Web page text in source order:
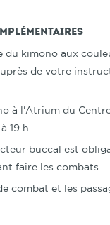
du kimono aux
de votre
à l'Atrium du
19 h
buccal est
faire les combats
combat et les